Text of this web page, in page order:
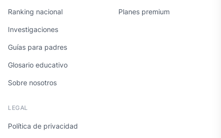
Ranking nacional
Investigaciones
Guías para padres
Glosario educativo
Sobre nosotros
Planes premium
LEGAL
Política de privacidad